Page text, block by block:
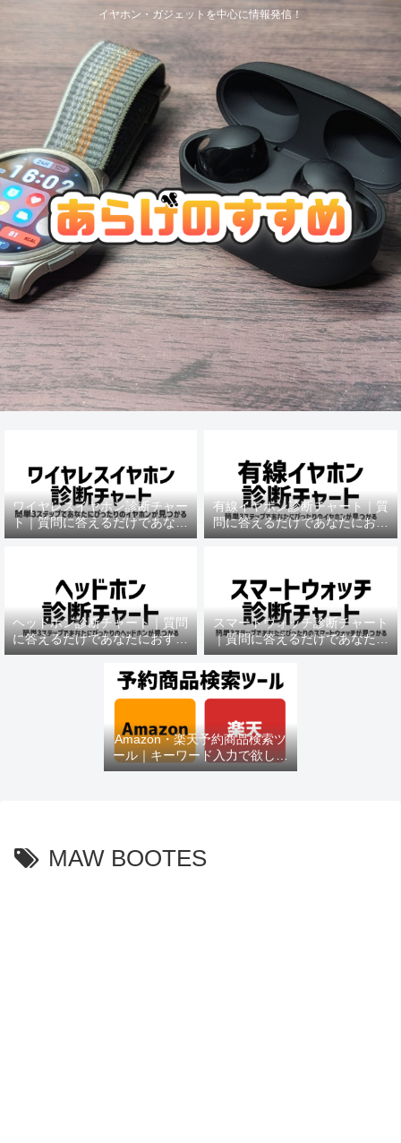
イヤホン・ガジェットを中心に情報発信！
ワイヤレスイヤホン診断チャー
ト｜質問に答えるだけであなた
におすすめの機種がわかる
有線イヤホン診断チャート｜質
問に答えるだけであなたにおす
すめの機種がわかる
ヘッドホン診断チャート｜質問
に答えるだけであなたにおすす
めの機種がわかる
スマートウォッチ診断チャート
｜質問に答えるだけであなたに
おすすめの機種がわかる
Amazon・楽天予約商品検索ツ
ール｜キーワード入力で欲しい
商品を即チェック
MAW BOOTES